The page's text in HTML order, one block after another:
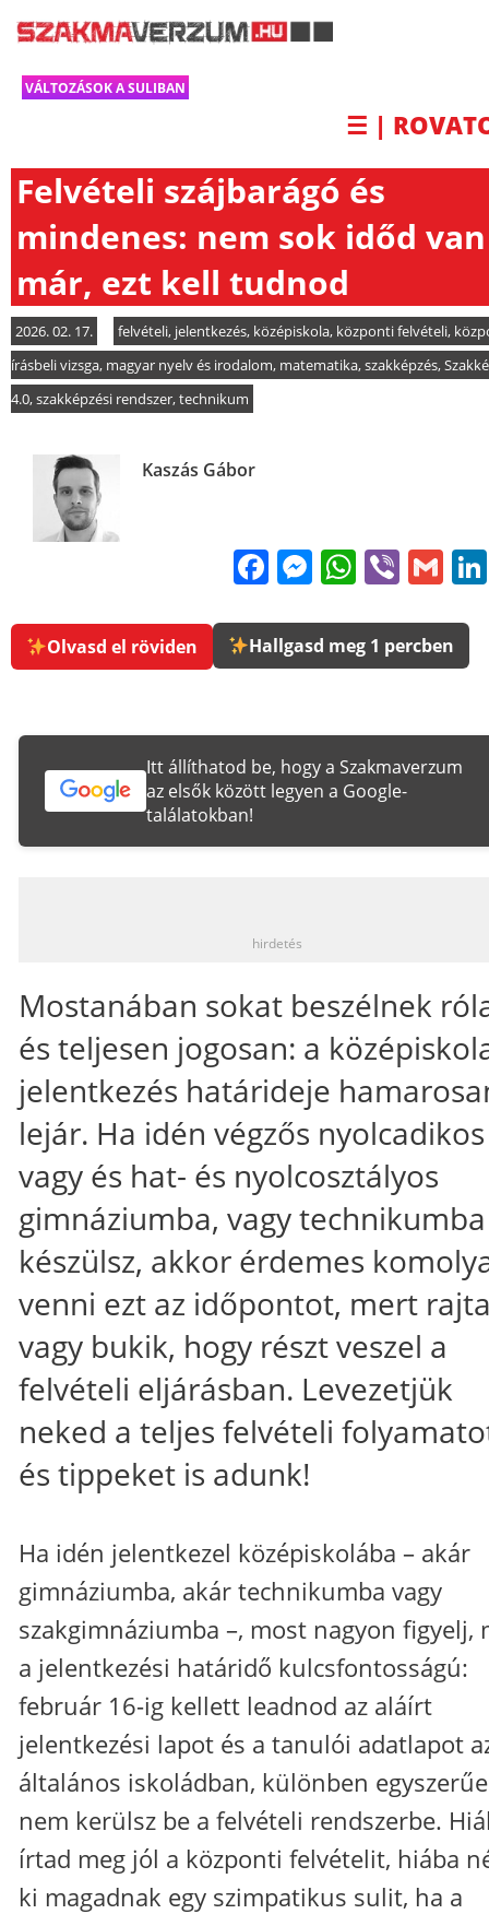
VÁLTOZÁSOK A SULIBAN
☰ |
Felvételi szájbarágó és
mindenes: nem sok időd van
már, ezt kell tudnod
2026. 02. 17. felvételi, jelentkezés, középiskola, központi felvételi,
írásbeli vizsga, magyar nyelv és irodalom, matematika,szakképzés,
4.0,szakképzési rendszer,technikum
Kaszás Gábor
FacebookViber
Olvasd el röviden Hallgasd meg 1 percben
Itt állíthatod be, hogy a Szakmaverzum
az elsők között legyen a Google-
találatokban!
hirdetés
Mostanában sokat beszélnek
és teljesen jogosan: a
jelentkezés határideje
lejár. Ha idén végzős nyolcadikos
vagy és hat- és nyolcosztályos
gimnáziumba, vagy technikumba
készülsz, akkor érdemes
venni ezt az időpontot, mert
vagy bukik, hogy részt veszel a
felvételi eljárásban. Levezetjük
neked a teljes felvételi
és tippeket is adunk!
Ha idén jelentkezel középiskolába – akár
gimnáziumba, akár technikumba vagy
szakgimnáziumba –, most nagyon figyelj,
a jelentkezési határidő kulcsfontosságú:
február 16-ig kellett leadnod az aláírt
jelentkezési lapot és a tanulói adatlapot
általános iskoládban, különben
nem kerülsz be a felvételi rendszerbe.
írtad meg jól a központi felvételit, hiába
ki magadnak egy szimpatikus sulit, ha a